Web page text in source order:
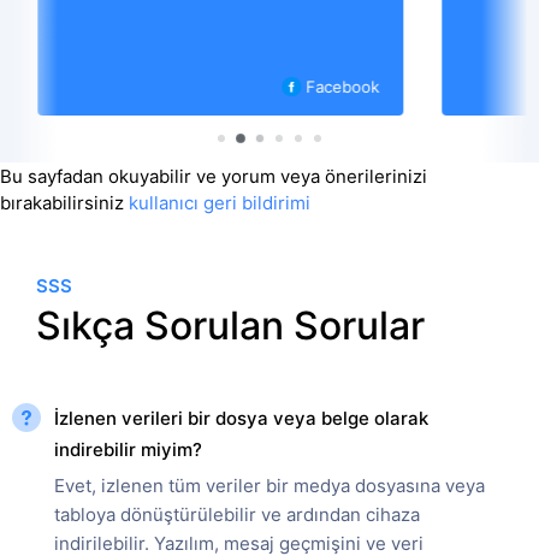
Instagram
Bu sayfadan okuyabilir ve yorum veya önerilerinizi
bırakabilirsiniz kullanıcı geri bildirimi
SSS
Sıkça Sorulan Sorular
İzlenen verileri bir dosya veya belge olarak
indirebilir miyim?
Evet, izlenen tüm veriler bir medya dosyasına veya
tabloya dönüştürülebilir ve ardından cihaza
indirilebilir. Yazılım, mesaj geçmişini ve veri